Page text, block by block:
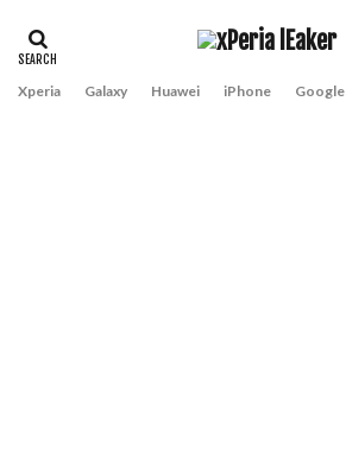
Xperia Galaxy Huawei iPhone Google